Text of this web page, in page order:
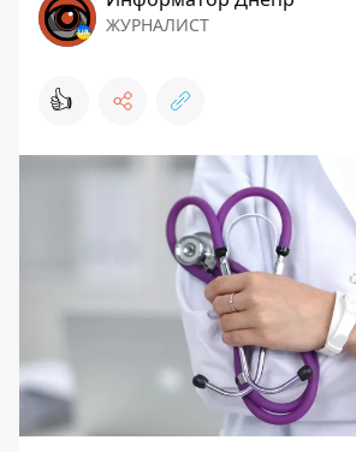
ЖУРНАЛИСТ
👍